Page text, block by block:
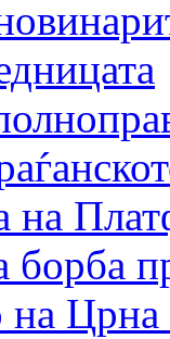
на
борба
на Црна